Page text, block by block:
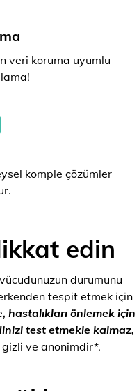
veri koruma uyumlu
komple çözümler
edin
durumunu
tespit etmek için
, hastalıkları önlemek için
test etmekle kalmaz,
gizli ve anonimdir*.